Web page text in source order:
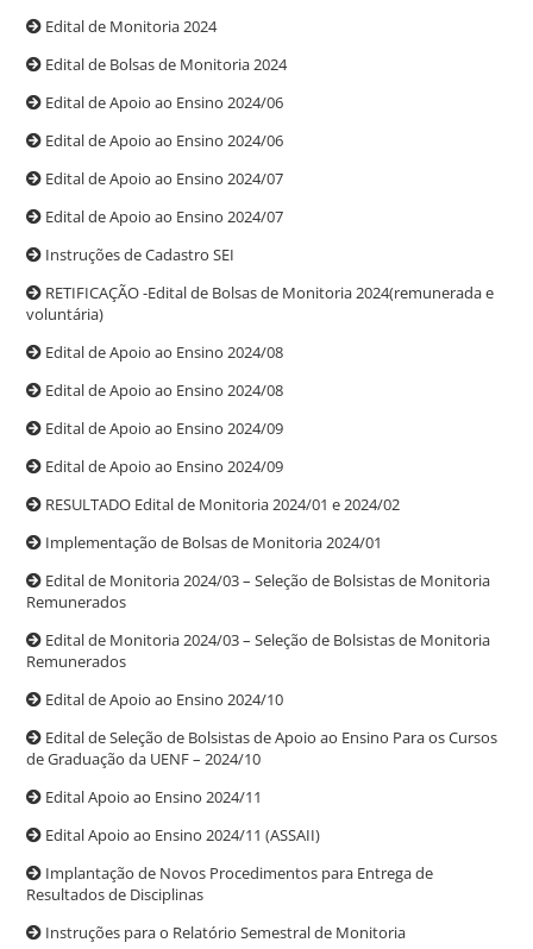
Edital de Monitoria 2024
Edital de Bolsas de Monitoria 2024
Edital de Apoio ao Ensino 2024/06
Edital de Apoio ao Ensino 2024/06
Edital de Apoio ao Ensino 2024/07
Edital de Apoio ao Ensino 2024/07
Instruções de Cadastro SEI
RETIFICAÇÃO -Edital de Bolsas de Monitoria 2024(remunerada e
voluntária)
Edital de Apoio ao Ensino 2024/08
Edital de Apoio ao Ensino 2024/08
Edital de Apoio ao Ensino 2024/09
Edital de Apoio ao Ensino 2024/09
RESULTADO Edital de Monitoria 2024/01 e 2024/02
Implementação de Bolsas de Monitoria 2024/01
Edital de Monitoria 2024/03 – Seleção de Bolsistas de Monitoria
Remunerados
Edital de Monitoria 2024/03 – Seleção de Bolsistas de Monitoria
Remunerados
Edital de Apoio ao Ensino 2024/10
Edital de Seleção de Bolsistas de Apoio ao Ensino Para os Cursos
de Graduação da UENF – 2024/10
Edital Apoio ao Ensino 2024/11
Edital Apoio ao Ensino 2024/11 (ASSAII)
Implantação de Novos Procedimentos para Entrega de
Resultados de Disciplinas
Instruções para o Relatório Semestral de Monitoria